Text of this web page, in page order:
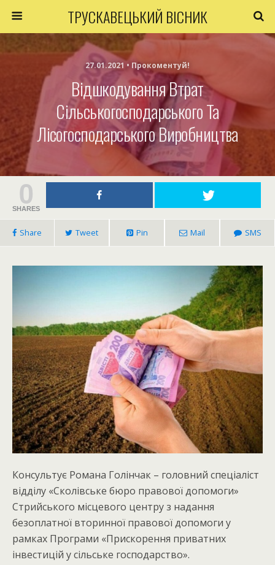
ТРУСКАВЕЦЬКИЙ ВІСНИК
27.01.2021 • Прокоментуй!
Відшкодування Втрат
Сільськогосподарського Та
Лісогосподарського Виробництва
0
SHARES
Share Tweet Pin Mail SMS
Консультує Романа Голінчак – головний спеціаліст
відділу «Сколівське бюро правової допомоги»
Стрийського місцевого центру з надання
безоплатної вторинної правової допомоги у
рамках Програми «Прискорення приватних
інвестицій у сільське господарство».